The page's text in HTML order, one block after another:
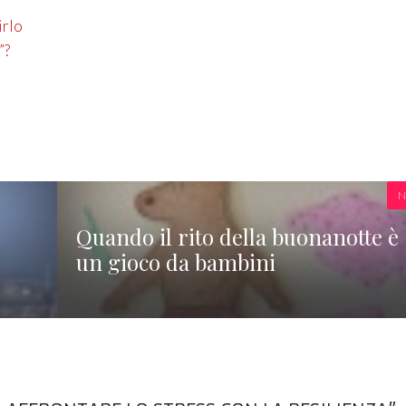
Quando il rito della buonanotte è
un gioco da bambini